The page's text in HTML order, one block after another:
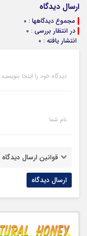
ارسال دیدگاه
مجموع دیدگاهها : 0
در انتظار بررسی : 0
انتشار یافته : 0
دیدگاه خود را اینجا بنویسید
نام شما
قوانین ارسال دیدگاه